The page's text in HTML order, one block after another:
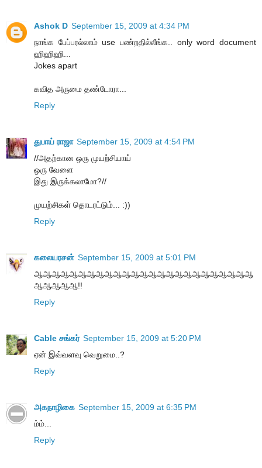
Ashok D September 15, 2009 at 4:34 PM
நாங்க பேப்பரல்லாம் use பண்றதில்லீங்க.. only word document
ஹிஹிஹி...
Jokes apart
கவித அருமை தண்டோரா...
Reply
துபாய் ராஜா September 15, 2009 at 4:54 PM
//அதற்கான ஒரு முயற்சியாய்
ஒரு வேளை
இது இருக்கலாமோ?//
முயற்சிகள் தொடரட்டும்... :))
Reply
கலையரசன் September 15, 2009 at 5:01 PM
ஆஆஆஆஆஆஆஆஆஆஆஆஆஆஆஆஆஆஆஆஆஆஆஆஆ
ஆஆஆஆஆ!!
Reply
Cable சங்கர் September 15, 2009 at 5:20 PM
ஏன் இவ்வளவு வெறுமை..?
Reply
அகநாழிகை September 15, 2009 at 6:35 PM
ம்ம்...
Reply